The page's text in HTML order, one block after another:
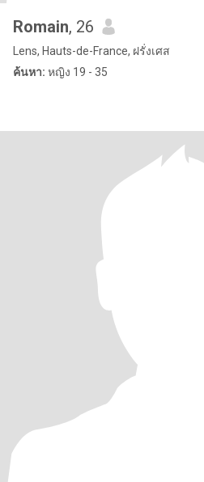
Romain, 26
Lens, Hauts-de-France, ฝรั่งเศส
ค้นหา: หญิง 19 - 35